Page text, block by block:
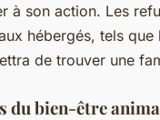
à son action. Les
hébergés, tels que
de trouver une
du bien-être